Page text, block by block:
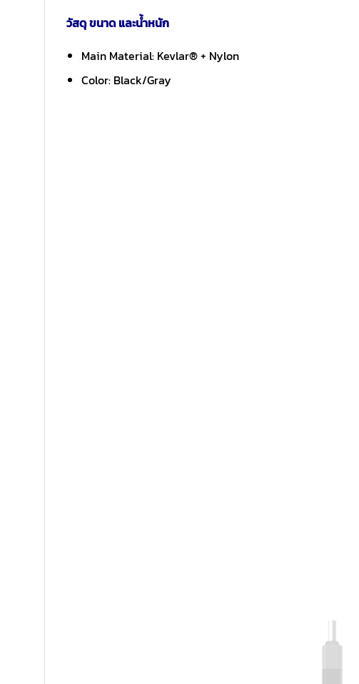
วัสดุ ขนาด และน้ำหนัก
Main Material: Kevlar® + Nylon
Color: Black/Gray